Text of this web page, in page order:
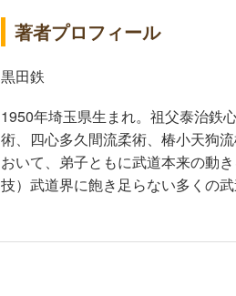
著者プロフィール
黒田鉄
1950年埼玉県生まれ。祖父泰治鉄
術、四心多久間流柔術、椿小天狗
おいて、弟子ともに武道本来の動
技）武道界に飽き足らない多くの